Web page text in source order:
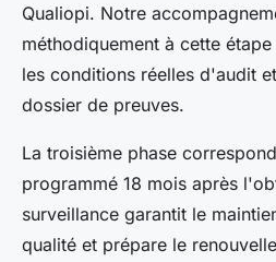
Qualiopi. Notre
méthodiquement à cette
les conditions réelles d'audit
dossier de preuves.
La troisième phase
programmé 18 mois après
surveillance garantit le
qualité et prépare le